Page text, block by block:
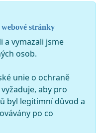
stránky
a vymazali jsme
osob.
unie o ochraně
aby pro
byl legitimní důvod a
po co